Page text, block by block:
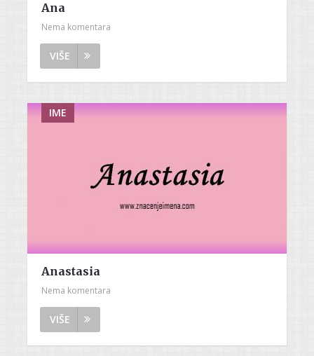
Ana
Nema komentara
VIŠE
IME
Anastasia
Nema komentara
VIŠE